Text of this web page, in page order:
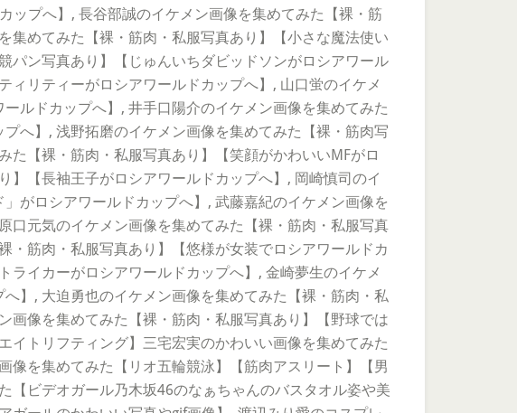
ップへ】, 長谷部誠のイケメン画像を集めてみた【裸・筋
集めてみた【裸・筋肉・私服写真あり】【小さな魔法使い
パン写真あり】【じゅんいちダビッドソンがロシアワール
ィリティーがロシアワールドカップへ】, 山口蛍のイケメ
ルドカップへ】, 井手口陽介のイケメン画像を集めてみた
へ】, 浅野拓磨のイケメン画像を集めてみた【裸・筋肉写
【裸・筋肉・私服写真あり】【笑顔がかわいいMFがロ
【長袖王子がロシアワールドカップへ】, 岡崎慎司のイ
がロシアワールドカップへ】, 武藤嘉紀のイケメン画像を
口元気のイケメン画像を集めてみた【裸・筋肉・私服写真
・筋肉・私服写真あり】【悠様が女装でロシアワールドカ
イカーがロシアワールドカップへ】, 金崎夢生のイケメ
】, 大迫勇也のイケメン画像を集めてみた【裸・筋肉・私
画像を集めてみた【裸・筋肉・私服写真あり】【野球では
イトリフティング】三宅宏実のかわいい画像を集めてみた
像を集めてみた【リオ五輪競泳】【筋肉アスリート】【男
【ビデオガール乃木坂46のなぁちゃんのバスタオル姿や美